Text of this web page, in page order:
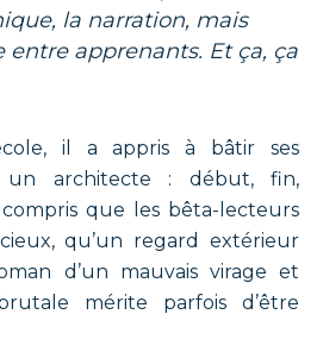
la narration, mais
entre apprenants. Et ça, ça
il a appris à bâtir ses
un architecte : début, fin,
que les bêta-lecteurs
qu’un regard extérieur
d’un mauvais virage et
mérite parfois d’être